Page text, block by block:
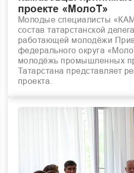
проекте «МолоТ»
Молодые специалисты
состав татарстанской
работающей молодёжи
федерального округа
молодёжь промышленных
Татарстана представляет
проекта.